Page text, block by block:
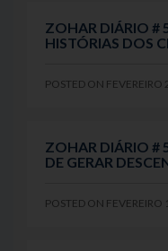
ZOHAR DIÁRIO #
HISTÓRIAS DOS
POSTED ON FEVEREIRO
ZOHAR DIÁRIO #
DE GERAR
POSTED ON FEVEREIRO